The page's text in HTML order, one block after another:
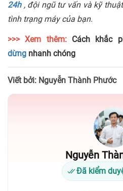
24h , đội ngũ tư vấn và kỹ
tình trạng máy của bạn.
>>> Xem thêm: Cách khắc
dừng nhanh chóng
Viết bởi: Nguyễn Thành Phước
Nguyễn
Đã kiểm